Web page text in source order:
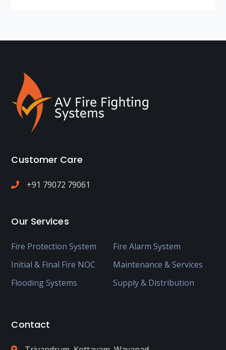
Customer Care
+91 79072 79061
Our Services
Fire Protection System
Fire Alarm System
Initial & Final Fire NOC
Maintenance & Services
Flooding Systems
Supply & Distribution
Contact